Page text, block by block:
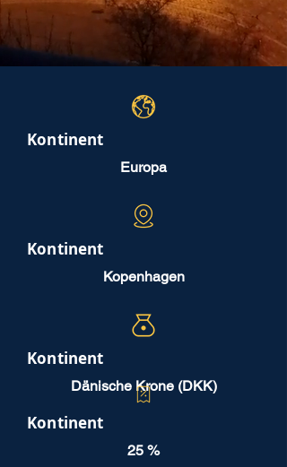
Kontinent
Europa
Kontinent
Kopenhagen
Kontinent
Dänische Krone (DKK)
Kontinent
25 %